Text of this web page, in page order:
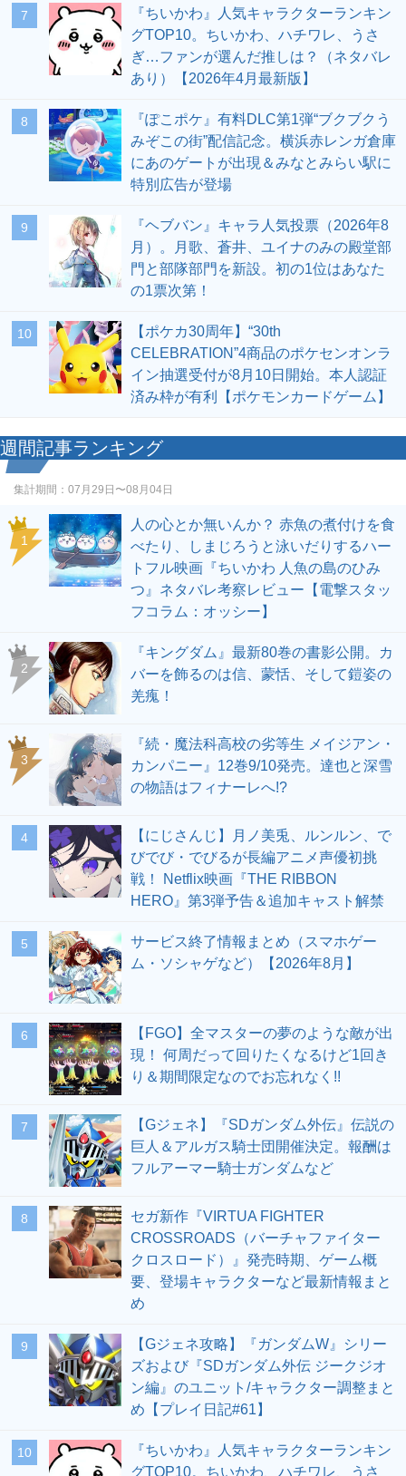
7
『ちいかわ』人気キャラクターランキン
グTOP10。ちいかわ、ハチワレ、うさ
ぎ…ファンが選んだ推しは？（ネタバレ
あり）【2026年4月最新版】
8
『ぽこポケ』有料DLC第1弾“ブクブクう
みぞこの街”配信記念。横浜赤レンガ倉庫
にあのゲートが出現＆みなとみらい駅に
特別広告が登場
9
『ヘブバン』キャラ人気投票（2026年8
月）。月歌、蒼井、ユイナのみの殿堂部
門と部隊部門を新設。初の1位はあなた
の1票次第！
10
【ポケカ30周年】“30th
CELEBRATION”4商品のポケセンオンラ
イン抽選受付が8月10日開始。本人認証
済み枠が有利【ポケモンカードゲーム】
週間記事ランキング
集計期間： 07月29日〜08月04日
1
人の心とか無いんか？ 赤魚の煮付けを食
べたり、しまじろうと泳いだりするハー
トフル映画『ちいかわ 人魚の島のひみ
つ』ネタバレ考察レビュー【電撃スタッ
フコラム：オッシー】
2
『キングダム』最新80巻の書影公開。カ
バーを飾るのは信、蒙恬、そして鎧姿の
羌瘣！
3
『続・魔法科高校の劣等生 メイジアン・
カンパニー』12巻9/10発売。達也と深雪
の物語はフィナーレへ!?
4
【にじさんじ】月ノ美兎、ルンルン、で
びでび・でびるが長編アニメ声優初挑
戦！ Netflix映画『THE RIBBON
HERO』第3弾予告＆追加キャスト解禁
5
サービス終了情報まとめ（スマホゲー
ム・ソシャゲなど）【2026年8月】
6
【FGO】全マスターの夢のような敵が出
現！ 何周だって回りたくなるけど1回き
り＆期間限定なのでお忘れなく!!
7
【Gジェネ】『SDガンダム外伝』伝説の
巨人＆アルガス騎士団開催決定。報酬は
フルアーマー騎士ガンダムなど
8
セガ新作『VIRTUA FIGHTER
CROSSROADS（バーチャファイター
クロスロード）』発売時期、ゲーム概
要、登場キャラクターなど最新情報まと
め
9
【Gジェネ攻略】『ガンダムW』シリー
ズおよび『SDガンダム外伝 ジークジオ
ン編』のユニット/キャラクター調整まと
め【プレイ日記#61】
10
『ちいかわ』人気キャラクターランキン
グTOP10。ちいかわ、ハチワレ、うさ